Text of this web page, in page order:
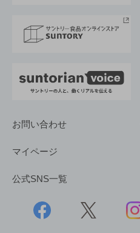
採用情報
お問い合わせ
マイページ
公式SNS一覧